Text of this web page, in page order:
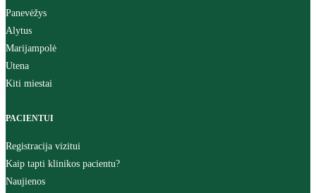
Panevėžys
Alytus
Marijampolė
Utena
Kiti miestai
PACIENTUI
Registracija vizitui
Kaip tapti klinikos pacientu?
Naujienos